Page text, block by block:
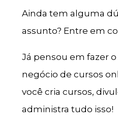
Ainda tem alguma
assunto? Entre em
Já pensou em fazer
negócio de cursos
você cria cursos,
administra tudo isso!